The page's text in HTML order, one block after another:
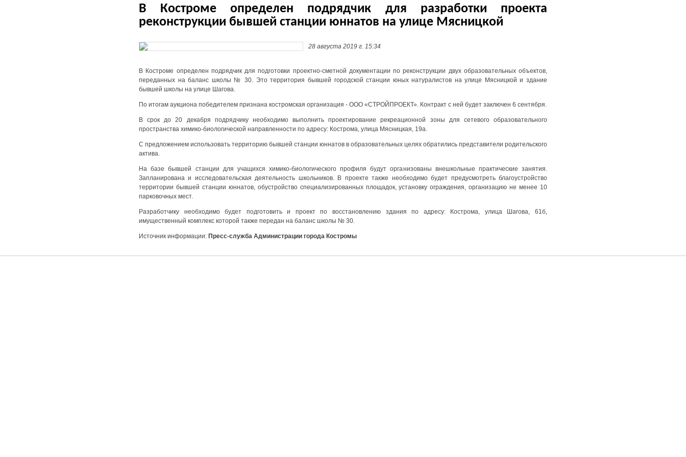
В Костроме определен подрядчик для разработки проекта
реконструкции бывшей станции юннатов на улице Мясницкой
28 августа 2019 г. 15:34
В Костроме определен подрядчик для подготовки проектно-сметной документации по реконструкции двух образовательных объектов,
переданных на баланс школы № 30. Это территория бывшей городской станции юных натуралистов на улице Мясницкой и здание
бывшей школы на улице Шагова.
По итогам аукциона победителем признана костромская организация - ООО «СТРОЙПРОЕКТ». Контракт с ней будет заключен 6 сентября.
В срок до 20 декабря подрядчику необходимо выполнить проектирование рекреационной зоны для сетевого образовательного
пространства химико-биологической направленности по адресу: Кострома, улица Мясницкая, 19а.
С предложением использовать территорию бывшей станции юннатов в образовательных целях обратились представители родительского
актива.
На базе бывшей станции для учащихся химико-биологического профиля будут организованы внешкольные практические занятия.
Запланирована и исследовательская деятельность школьников. В проекте также необходимо будет предусмотреть благоустройство
территории бывшей станции юннатов, обустройство специализированных площадок, установку ограждения, организацию не менее 10
парковочных мест.
Разработчику необходимо будет подготовить и проект по восстановлению здания по адресу: Кострома, улица Шагова, 61б,
имущественный комплекс которой также передан на баланс школы № 30.
Источник информации: Пресс-служба Администрации города Костромы